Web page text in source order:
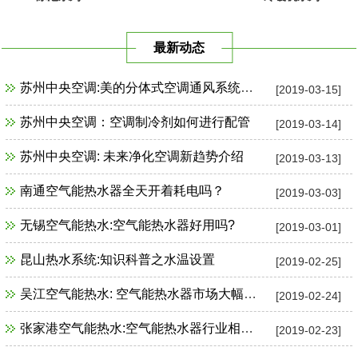
最新动态
[2019-03-15]
苏州中央空调:美的分体式空调通风系统故障检修
[2019-03-14]
苏州中央空调：空调制冷剂如何进行配管
[2019-03-13]
苏州中央空调: 未来净化空调新趋势介绍
[2019-03-03]
南通空气能热水器全天开着耗电吗？
[2019-03-01]
无锡空气能热水:空气能热水器好用吗?
[2019-02-25]
昆山热水系统:知识科普之水温设置
[2019-02-24]
吴江空气能热水: 空气能热水器市场大幅增长
[2019-02-23]
张家港空气能热水:空气能热水器行业相关政策一览